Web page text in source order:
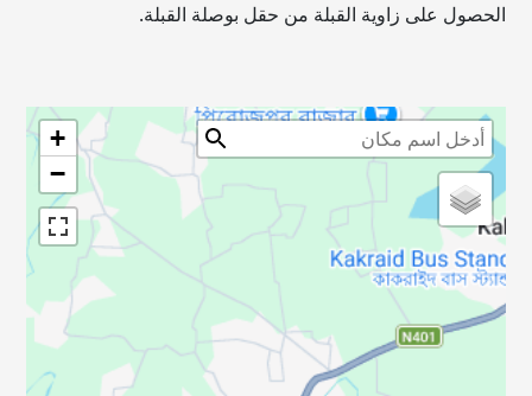
الحصول على زاوية القبلة من حقل بوصلة القبلة.
+
−